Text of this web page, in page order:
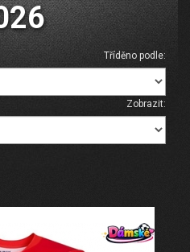
Tříděno podle:
Zobrazit: